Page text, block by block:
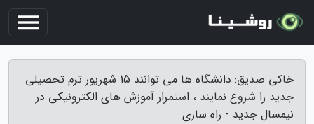
خاکی صدیق: دانشگاه ها می توانند 15 شهریور ترم تحصیلی
جدید را شروع نمایند ، استمرار آموزش های الکترونیکی در
نیمسال جدید - راه ساری